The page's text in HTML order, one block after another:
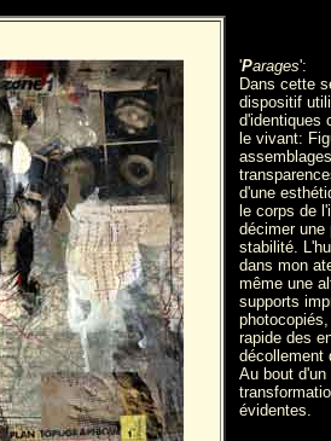
'Parages':
Dans cette
dispositif
d'identiques
le vivant:
d'une
le corps de
décimer une
stabilité.
dans mon
même une
supports
rapide des
décollement
Au bout
évidentes.